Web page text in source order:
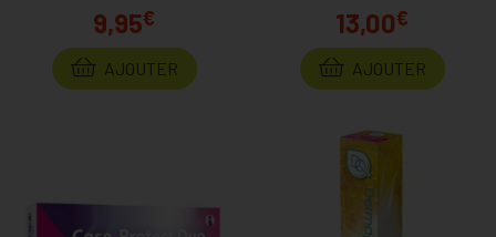
9,95€
AJOUTER
13,00€
AJOUTER